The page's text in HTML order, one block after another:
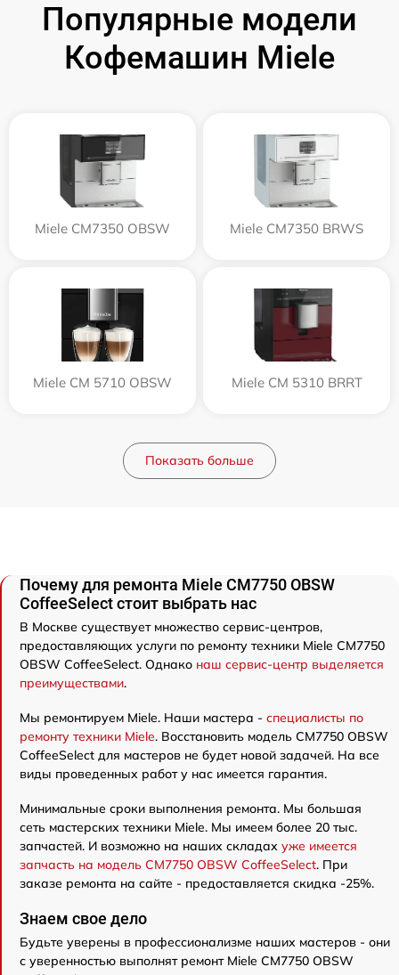
Популярные модели
Кофемашин Miele
Miele CM7350 OBSW Miele CM7350 BRWS
Miele CM 5710 OBSW Miele CM 5310 BRRT
Показать больше
Почему для ремонта Miele CM7750 OBSW
CoffeeSelect стоит выбрать нас
В Москве существует множество сервис-центров,
предоставляющих услуги по ремонту техники Miele CM7750
OBSW CoffeeSelect. Однако наш сервис-центр выделяется
преимуществами.
Мы ремонтируем Miele. Наши мастера - специалисты по
ремонту техники Miele. Восстановить модель CM7750 OBSW
CoffeeSelect для мастеров не будет новой задачей. На все
виды проведенных работ у нас имеется гарантия.
Минимальные сроки выполнения ремонта. Мы большая
сеть мастерских техники Miele. Мы имеем более 20 тыс.
запчастей. И возможно на наших складах уже имеется
запчасть на модель CM7750 OBSW CoffeeSelect. При
заказе ремонта на сайте - предоставляется скидка -25%.
Знаем свое дело
Будьте уверены в профессионализме наших мастеров - они
с уверенностью выполнят ремонт Miele CM7750 OBSW